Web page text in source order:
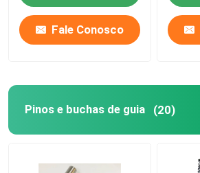
Fale Conosco
Pinos e buchas de guia (20)